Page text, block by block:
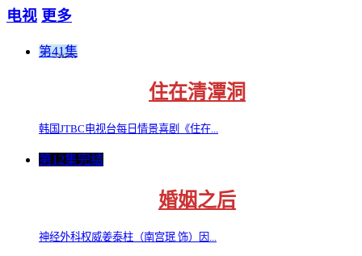
电视 更多
第41集
住在清潭洞
韩国JTBC电视台每日情景喜剧《住在...
第12集完结
婚姻之后
神经外科权威姜泰柱（南宫珉 饰）因...